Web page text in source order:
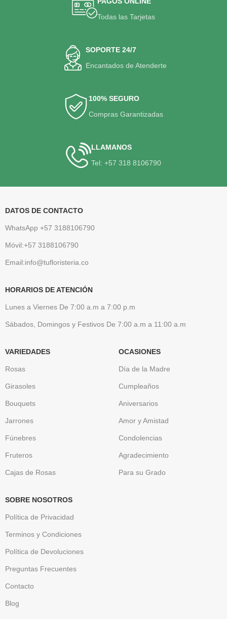
Todas las Tarjetas
SOPORTE 24/7
Encantados de Atenderte
100% SEGURO
Compras Garantizadas
LLAMANOS
Tel: +57 318 8106790
DATOS DE CONTACTO
WhatsApp +57 3188106790
Móvil:+57 3188106790
Email:info@tufloristeria.co
HORARIOS DE ATENCIÓN
Lunes a Viernes De 7:00 a.m a 7:00 p.m
Sábados, Domingos y Festivos De 7:00 a.m a 11:00 a.m
VARIEDADES
Rosas
Girasoles
Bouquets
Jarrones
Fúnebres
Fruteros
Cajas de Rosas
OCASIONES
Día de la Madre
Cumpleaños
Aniversarios
Amor y Amistad
Condolencias
Agradecimiento
Para su Grado
SOBRE NOSOTROS
Política de Privacidad
Terminos y Condiciones
Política de Devoluciones
Preguntas Frecuentes
Contacto
Blog